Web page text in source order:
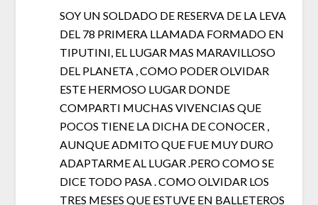
SOY UN SOLDADO DE RESERVA DE LA LEVA
DEL 78 PRIMERA LLAMADA FORMADO EN
TIPUTINI, EL LUGAR MAS MARAVILLOSO
DEL PLANETA , COMO PODER OLVIDAR
ESTE HERMOSO LUGAR DONDE
COMPARTI MUCHAS VIVENCIAS QUE
POCOS TIENE LA DICHA DE CONOCER ,
AUNQUE ADMITO QUE FUE MUY DURO
ADAPTARME AL LUGAR .PERO COMO SE
DICE TODO PASA . COMO OLVIDAR LOS
TRES MESES QUE ESTUVE EN BALLETEROS